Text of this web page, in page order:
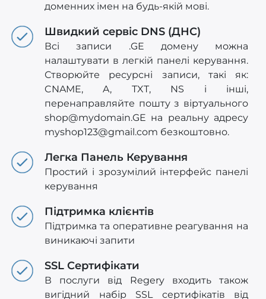
доменних імен на будь-якій мові.
Швидкий сервіс DNS (ДНС)
Всі записи .GE домену можна
налаштувати в легкій панелі керування.
Створюйте ресурсні записи, такі як:
CNAME, A, TXT, NS і інші,
перенаправляйте пошту з віртуального
shop@mydomain.GE на реальну адресу
myshop123@gmail.com безкоштовно.
Легка Панель Керування
Простий і зрозумілий інтерфейс панелі
керування
Підтримка клієнтів
Підтримка та оперативне реагування на
виникаючі запити
SSL Сертифікати
В послуги від Regery входить також
вигідний набір SSL сертифікатів від